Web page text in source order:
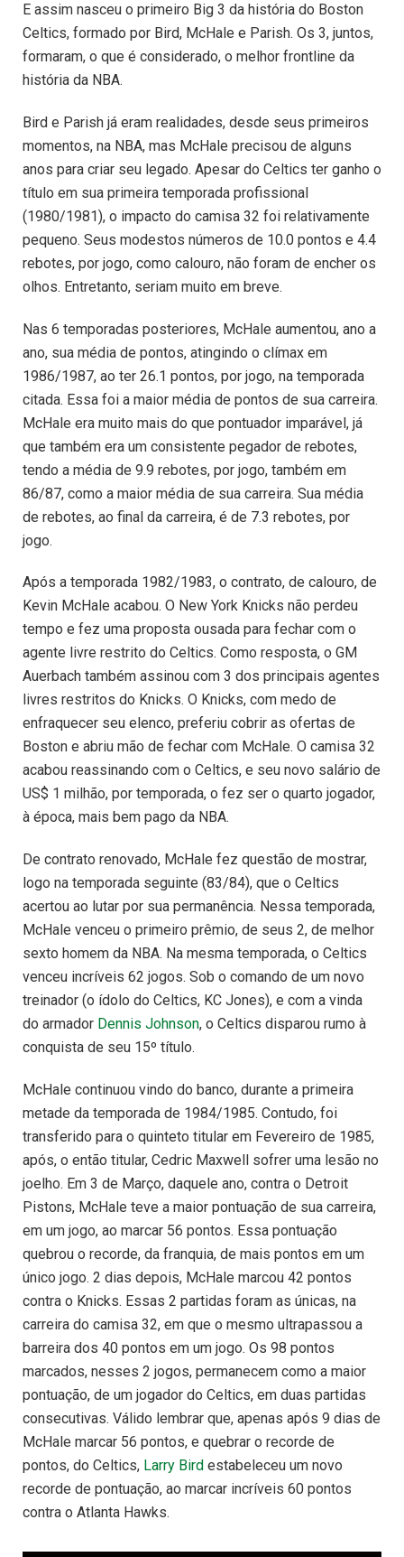
E assim nasceu o primeiro Big 3 da história do Boston
Celtics, formado por Bird, McHale e Parish. Os 3, juntos,
formaram, o que é considerado, o melhor frontline da
história da NBA.
Bird e Parish já eram realidades, desde seus primeiros
momentos, na NBA, mas McHale precisou de alguns
anos para criar seu legado. Apesar do Celtics ter ganho o
título em sua primeira temporada profissional
(1980/1981), o impacto do camisa 32 foi relativamente
pequeno. Seus modestos números de 10.0 pontos e 4.4
rebotes, por jogo, como calouro, não foram de encher os
olhos. Entretanto, seriam muito em breve.
Nas 6 temporadas posteriores, McHale aumentou, ano a
ano, sua média de pontos, atingindo o clímax em
1986/1987, ao ter 26.1 pontos, por jogo, na temporada
citada. Essa foi a maior média de pontos de sua carreira.
McHale era muito mais do que pontuador imparável, já
que também era um consistente pegador de rebotes,
tendo a média de 9.9 rebotes, por jogo, também em
86/87, como a maior média de sua carreira. Sua média
de rebotes, ao final da carreira, é de 7.3 rebotes, por
jogo.
Após a temporada 1982/1983, o contrato, de calouro, de
Kevin McHale acabou. O New York Knicks não perdeu
tempo e fez uma proposta ousada para fechar com o
agente livre restrito do Celtics. Como resposta, o GM
Auerbach também assinou com 3 dos principais agentes
livres restritos do Knicks. O Knicks, com medo de
enfraquecer seu elenco, preferiu cobrir as ofertas de
Boston e abriu mão de fechar com McHale. O camisa 32
acabou reassinando com o Celtics, e seu novo salário de
US$ 1 milhão, por temporada, o fez ser o quarto jogador,
à época, mais bem pago da NBA.
De contrato renovado, McHale fez questão de mostrar,
logo na temporada seguinte (83/84), que o Celtics
acertou ao lutar por sua permanência. Nessa temporada,
McHale venceu o primeiro prêmio, de seus 2, de melhor
sexto homem da NBA. Na mesma temporada, o Celtics
venceu incríveis 62 jogos. Sob o comando de um novo
treinador (o ídolo do Celtics, KC Jones), e com a vinda
do armador Dennis Johnson, o Celtics disparou rumo à
conquista de seu 15º título.
McHale continuou vindo do banco, durante a primeira
metade da temporada de 1984/1985. Contudo, foi
transferido para o quinteto titular em Fevereiro de 1985,
após, o então titular, Cedric Maxwell sofrer uma lesão no
joelho. Em 3 de Março, daquele ano, contra o Detroit
Pistons, McHale teve a maior pontuação de sua carreira,
em um jogo, ao marcar 56 pontos. Essa pontuação
quebrou o recorde, da franquia, de mais pontos em um
único jogo. 2 dias depois, McHale marcou 42 pontos
contra o Knicks. Essas 2 partidas foram as únicas, na
carreira do camisa 32, em que o mesmo ultrapassou a
barreira dos 40 pontos em um jogo. Os 98 pontos
marcados, nesses 2 jogos, permanecem como a maior
pontuação, de um jogador do Celtics, em duas partidas
consecutivas. Válido lembrar que, apenas após 9 dias de
McHale marcar 56 pontos, e quebrar o recorde de
pontos, do Celtics, Larry Bird estabeleceu um novo
recorde de pontuação, ao marcar incríveis 60 pontos
contra o Atlanta Hawks.